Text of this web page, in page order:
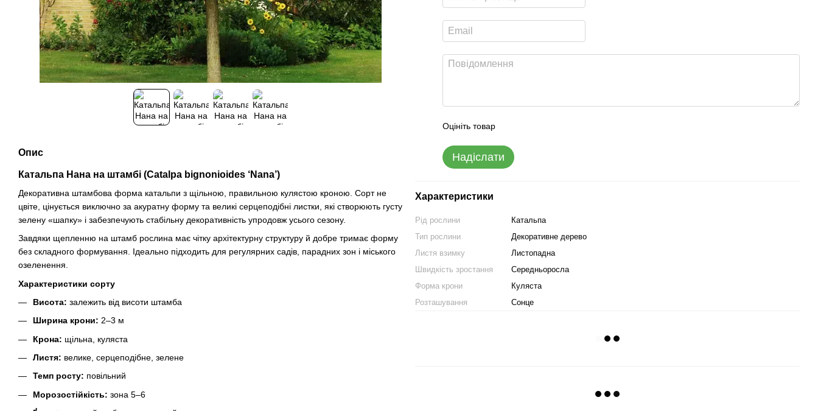
Опис
Катальпа Нана на штамбі (Catalpa bignonioides ‘Nana’)
Декоративна штамбова форма катальпи з щільною, правильною кулястою кроною. Сорт не
цвіте, цінується виключно за акуратну форму та великі серцеподібні листки, які створюють густу
зелену «шапку» і забезпечують стабільну декоративність упродовж усього сезону.
Завдяки щепленню на штамб рослина має чітку архітектурну структуру й добре тримає форму
без складного формування. Ідеально підходить для регулярних садів, парадних зон і міського
озеленення.
Характеристики сорту
Висота: залежить від висоти штамба
Ширина крони: 2–3 м
Крона: щільна, куляста
Листя: велике, серцеподібне, зелене
Темп росту: повільний
Морозостійкість: зона 5–6
Оцініть товар
Надіслати
Характеристики
Рід рослини
Катальпа
Тип рослини
Декоративне дерево
Листя взимку
Листопадна
Швидкість зростання
Середньоросла
Форма крони
Куляста
Розташування
Сонце